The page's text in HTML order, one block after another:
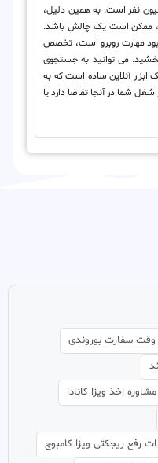
نفر است. به همین دلیل،
ممکن است یک چالش باشد.
مهارت روبرو است، تخصص
می توانید به جستجوی
ابزار آنلاین ساده است که به
شما در آنجا تقاضا دارد یا
وقت سفارت بوروندی
مشاوره اخذ ویزا کانادا
رفع ریجکتی ویزا کامبوج